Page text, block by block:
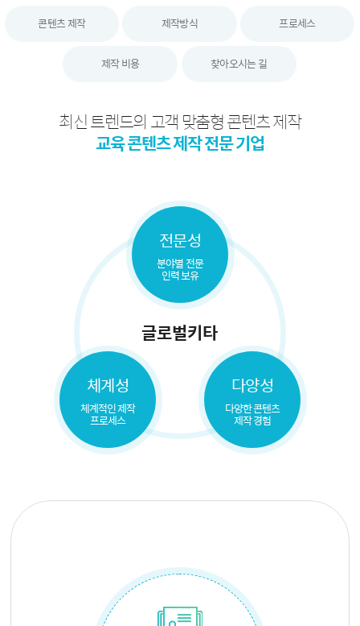
콘텐츠 제작 제작방식 프로세스
제작 비용 찾아오시는 길
최신 트렌드의 고객 맞춤형 콘텐츠 제작
교육 콘텐츠 제작 전문 기업
글로벌키타
전문성
분야별 전문
인력 보유
체계성
체계적인 제작
프로세스
다양성
다양한 콘텐츠
제작 경험